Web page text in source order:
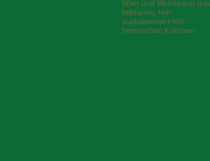
Wein und Weinbrand des
Reblands, fein
ausbalanciert mit
heimischen Kräutern